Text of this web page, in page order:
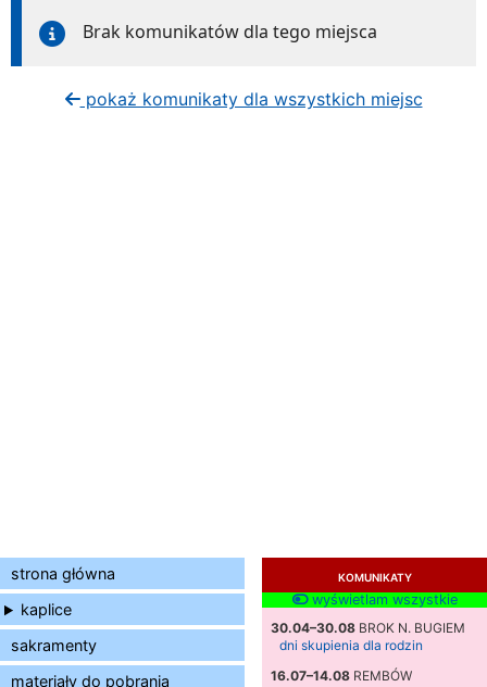
strona główna
kaplice
sakramenty
materiały do pobrania
KOMUNIKATY
wyświetlam wszystkie
30.04–30.08 BROK N. BUGIEM
dni skupienia dla rodzin
16.07–14.08 REMBÓW
Brak komunikatów dla tego miejsca
pokaż komunikaty dla wszystkich miejsc